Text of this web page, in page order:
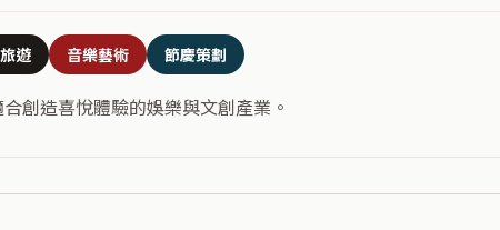
遊 音樂藝術 節慶策劃
創造喜悅體驗的娛樂與文創產業。